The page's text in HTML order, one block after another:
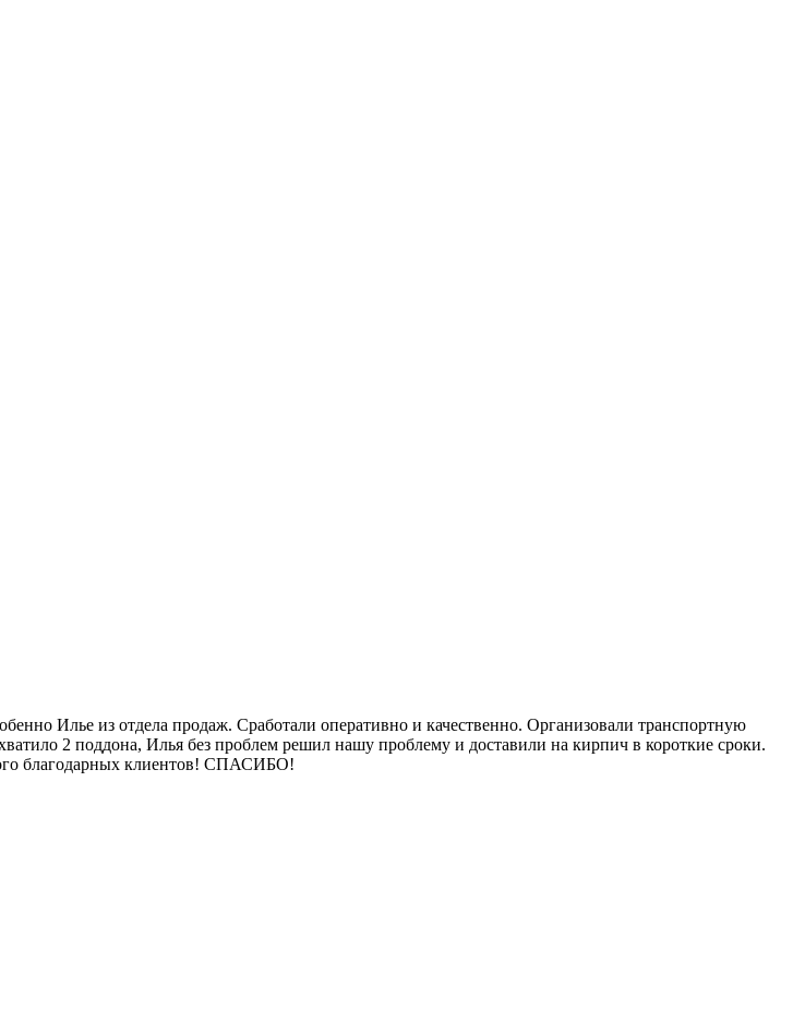
Илье из отдела продаж. Сработали оперативно и качественно. Организовали транспортную
2 поддона, Илья без проблем решил нашу проблему и доставили на кирпич в короткие сроки.
благодарных клиентов! СПАСИБО!